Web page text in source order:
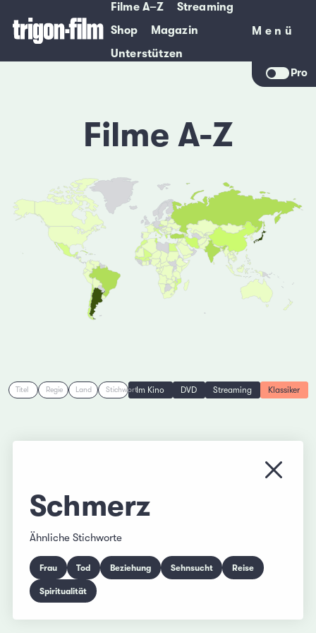
Filme A–Z
Streaming
Shop
Magazin
Unterstützen
Menü
Menü
Pro
Filme A-Z
Titel Regie Land StichwortIm Kino DVD Streaming Klassiker
Menü
Schmerz
Ähnliche Stichworte
Frau Tod Beziehung Sehnsucht Reise
Spiritualität